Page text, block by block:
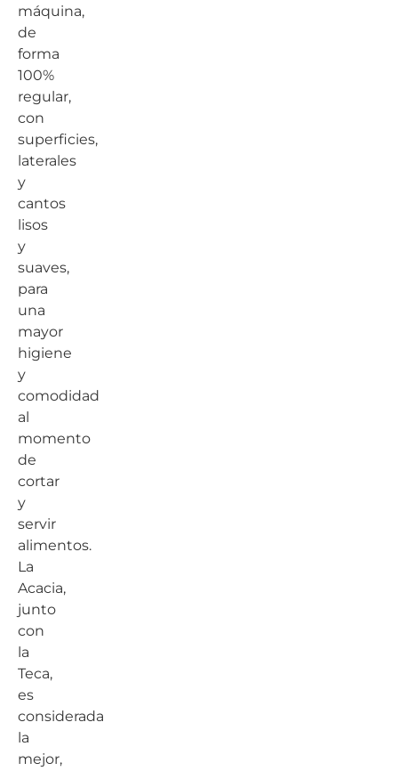
máquina,
de
forma
100%
regular,
con
superficies,
laterales
y
cantos
lisos
y
suaves,
para
una
mayor
higiene
y
comodidad
al
momento
de
cortar
y
servir
alimentos.
La
Acacia,
junto
con
la
Teca,
es
considerada
la
mejor,